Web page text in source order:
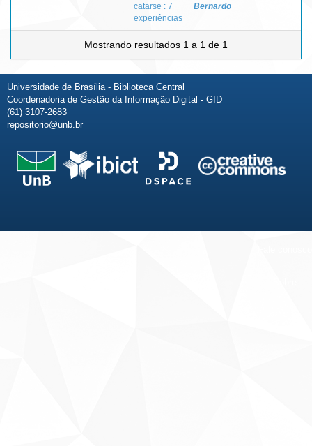
catarse : 7
experiências
Bernardo
Mostrando resultados 1 a 1 de 1
Universidade de Brasília - Biblioteca Central
Coordenadoria de Gestão da Informação Digital - GID
(61) 3107-2683
repositorio@unb.br